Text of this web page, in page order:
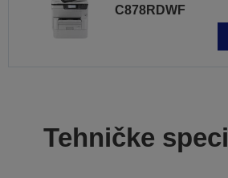
C878RDWF
Tehničke